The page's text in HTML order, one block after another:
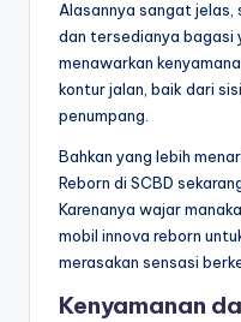
Alasannya sangat jelas,
dan tersedianya bagasi
menawarkan
kontur jalan, baik dari
penumpang.
Bahkan yang lebih
Reborn di SCBD
Karenanya wajar
mobil innova reborn
merasakan sensasi
Kenyamanan